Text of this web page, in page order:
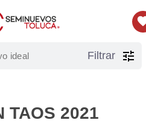
Filtrar tune
TAOS 2021